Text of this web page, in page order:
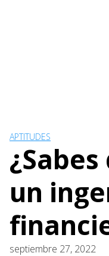
APTITUDES
un
septiembre 27, 2022